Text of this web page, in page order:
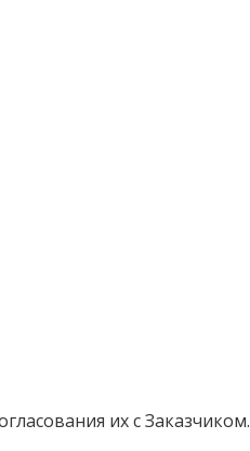
их с Заказчиком.